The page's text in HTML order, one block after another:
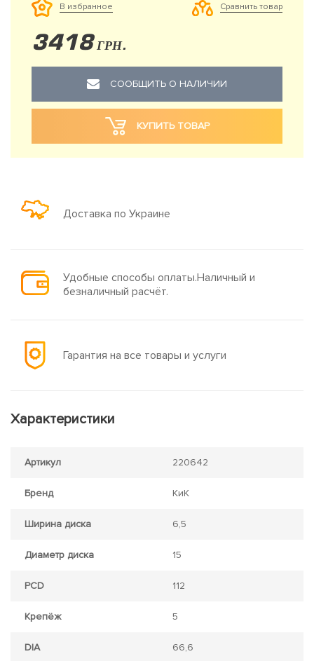
В избранное Сравнить товар
3418 ГРН.
СООБЩИТЬ О НАЛИЧИИ
КУПИТЬ ТОВАР
Доставка по Украине
Удобные способы оплаты.Наличный и
безналичный расчёт.
Гарантия на все товары и услуги
Характеристики
Артикул 220642
Бренд КиК
Ширина диска 6,5
Диаметр диска 15
PCD 112
Крепёж 5
DIA 66,6